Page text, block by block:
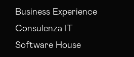
Business Experience
Consulenza IT
Software House